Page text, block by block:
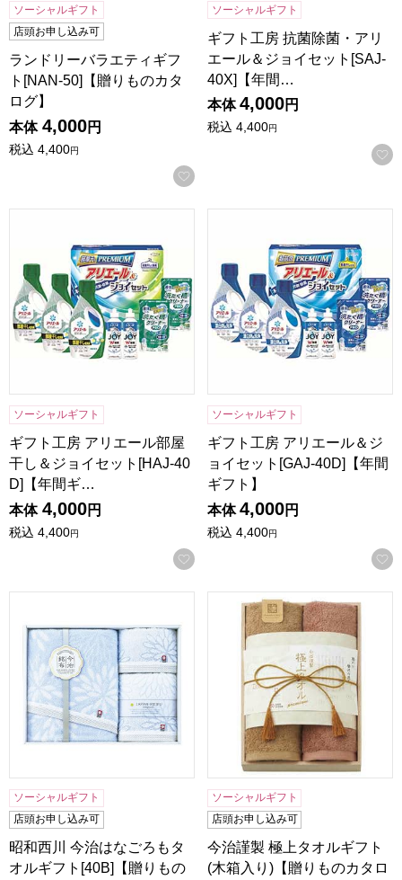
ソーシャルギフト
店頭お申し込み可
ランドリーバラエティギフ
ト[NAN-50]【贈りものカタ
ログ】
本体 4,000円
税込 4,400円
お気に入りに登録する
ソーシャルギフト
ギフト工房 抗菌除菌・アリ
エール＆ジョイセット[SAJ-
40X]【年間…
本体 4,000円
税込 4,400円
ソーシャルギフト
ギフト工房 アリエール部屋
干し＆ジョイセット[HAJ-40
D]【年間ギ…
本体 4,000円
税込 4,400円
お気に入りに登録する
ソーシャルギフト
ギフト工房 アリエール＆ジ
ョイセット[GAJ-40D]【年間
ギフト】
本体 4,000円
税込 4,400円
昭和西川 今治はなごろもタオルギフト[40B]【贈りものカタ
ソーシャルギフト
店頭お申し込み可
昭和西川 今治はなごろもタ
オルギフト[40B]【贈りもの
今治謹製 極上タオルギフト(
ソーシャルギフト
店頭お申し込み可
今治謹製 極上タオルギフト
(木箱入り)【贈りものカタロ